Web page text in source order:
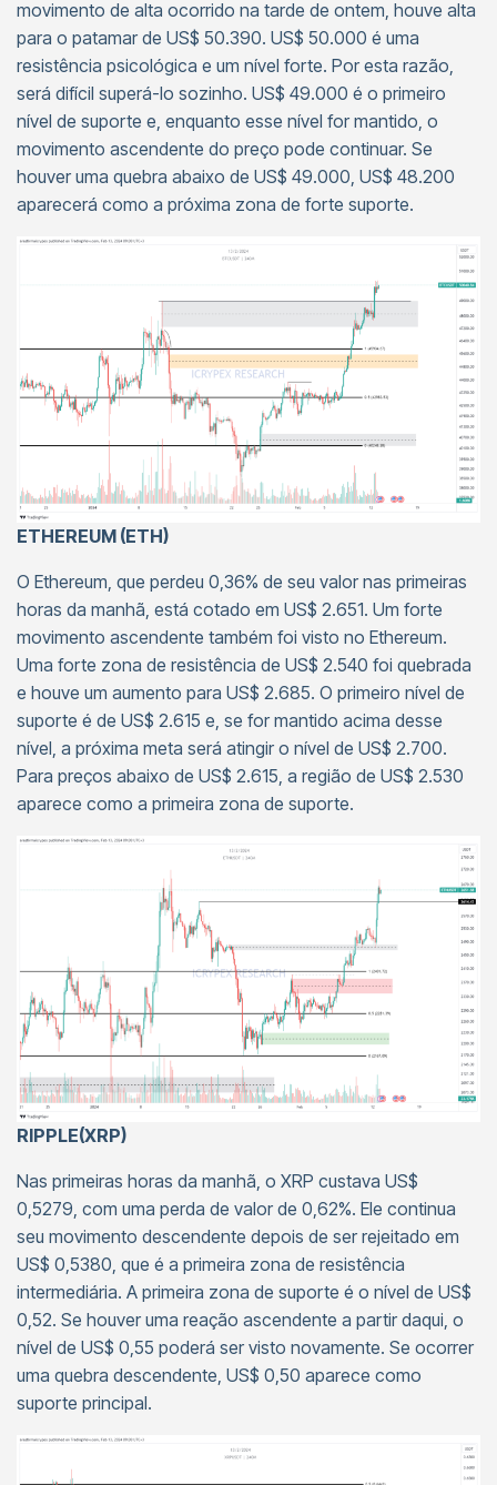
movimento de alta ocorrido na tarde de ontem, houve alta
para o patamar de US$ 50.390. US$ 50.000 é uma
resistência psicológica e um nível forte. Por esta razão,
será difícil superá-lo sozinho. US$ 49.000 é o primeiro
nível de suporte e, enquanto esse nível for mantido, o
movimento ascendente do preço pode continuar. Se
houver uma quebra abaixo de US$ 49.000, US$ 48.200
aparecerá como a próxima zona de forte suporte.
ETHEREUM (ETH)
O Ethereum, que perdeu 0,36% de seu valor nas primeiras
horas da manhã, está cotado em US$ 2.651. Um forte
movimento ascendente também foi visto no Ethereum.
Uma forte zona de resistência de US$ 2.540 foi quebrada
e houve um aumento para US$ 2.685. O primeiro nível de
suporte é de US$ 2.615 e, se for mantido acima desse
nível, a próxima meta será atingir o nível de US$ 2.700.
Para preços abaixo de US$ 2.615, a região de US$ 2.530
aparece como a primeira zona de suporte.
RIPPLE(XRP)
Nas primeiras horas da manhã, o XRP custava US$
0,5279, com uma perda de valor de 0,62%. Ele continua
seu movimento descendente depois de ser rejeitado em
US$ 0,5380, que é a primeira zona de resistência
intermediária. A primeira zona de suporte é o nível de US$
0,52. Se houver uma reação ascendente a partir daqui, o
nível de US$ 0,55 poderá ser visto novamente. Se ocorrer
uma quebra descendente, US$ 0,50 aparece como
suporte principal.